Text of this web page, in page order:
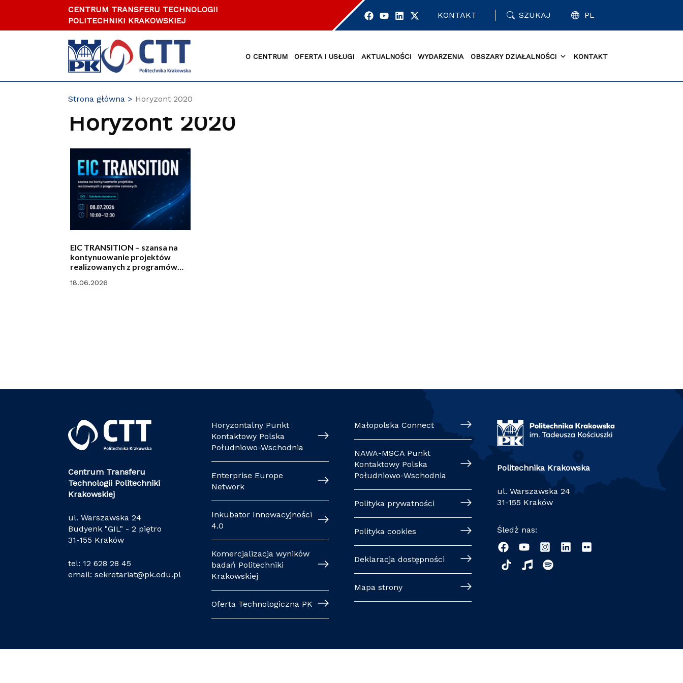
CENTRUM TRANSFERU TECHNOLOGII
POLITECHNIKI KRAKOWSKIEJ
KONTAKT SZUKAJ PL
O CENTRUM OFERTA I USŁUGI AKTUALNOŚCI WYDARZENIA OBSZARY DZIAŁALNOŚCI KONTAKT
Strona główna Horyzont 2020
Horyzont 2020
EIC TRANSITION – szansa na
kontynuowanie projektów
realizowanych z programów
18.06.2026
Centrum Transferu
Technologii Politechniki
Krakowskiej
ul. Warszawska 24
Budyenk "GIL" - 2 piętro
31-155 Kraków
tel: 12 628 28 45
email:sekretariat@pk.edu.pl
Horyzontalny Punkt
Kontaktowy Polska
Południowo-Wschodnia
Enterprise Europe
Network
Inkubator Innowacyjności
4.0
Komercjalizacja wyników
badań Politechniki
Krakowskiej
Oferta Technologiczna PK
Małopolska Connect
NAWA-MSCA Punkt
Kontaktowy Polska
Południowo-Wschodnia
Polityka prywatności
Polityka cookies
Deklaracja dostępności
Mapa strony
Politechnika Krakowska
ul. Warszawska 24
31-155 Kraków
Śledź nas: